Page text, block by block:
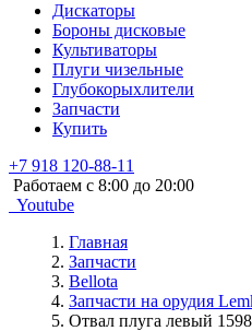
Дискаторы
Бороны дисковые
Культиваторы
Плуги чизельные
Глубокорыхлители
Запчасти
Купить
+7 918 120-88-11
Работаем c 8:00 до 20:00
Youtube
Главная
Запчасти
Bellota
Запчасти на орудия
Отвал плуга левый